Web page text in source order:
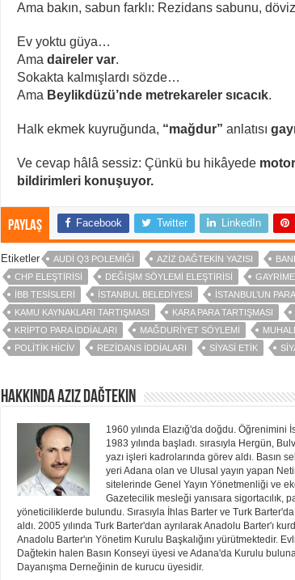
Ama bakın, sabun farklı: Rezidans sabunu,
Ev yoktu güya…
Ama daireler var.
Sokakta kalmışlardı sözde…
Ama Beylikdüzü’nde metrekareler sıcacık.
Halk ekmek kuyruğunda, “mağdur” anlatısı
Ve cevap hâlâ sessiz: Çünkü bu hikâyede
bildirimleri konuşuyor.
Paylaş Facebook Twitter LinkedIn
Etiketler AUDI Q3 POLEMIĞI AZIZ DAĞTEKIN YAZISI
CHP ELEŞTIRISI
DEĞIŞIM SÖYLEMI ELEŞTIRISI
İBB TESISLERI
İSTANBUL BELEDIYESI İSTANBUL’UN
KAMU KAYNAKLARI TARTIŞMASI
KARA PARA TARTIŞMASI
KRIPTO PARA IDDIALARI
MAĞDURIYET SÖYLEMI
POLITIK HICIV
REZIDANS IDDIALARI SIYASI ETIK
Hakkında Aziz Dağtekin
1960 yılında Elazığ'da doğdu.
1983 yılında başladı. sırasıyla Hergün,
yazı işleri kadrolarında görev aldı. Basın
yeri Adana olan ve Ulusal yayın yapan
sitelerinde Genel Yayın Yönetmenliği ve
Gazetecilik mesleği yanısara sigortacılık,
yöneticiliklerde bulundu. Sırasıyla İhlas Barter ve Turk
aldı. 2005 yılında Turk Barter'dan ayrılarak Anadolu Barter'ı
Anadolu Barter'ın Yönetim Kurulu Başkalığını yürütmektedir.
Dağtekin halen Basın Konseyi üyesi ve Adana'da Kurulu
Dayanışma Derneğinin de kurucu üyesidir.